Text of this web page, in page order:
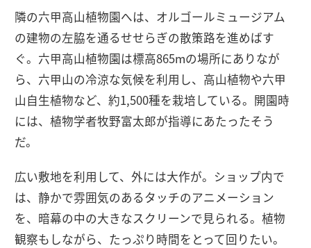
隣の六甲高山植物園へは、オルゴールミュージアム
の建物の左脇を通るせせらぎの散策路を進めばす
ぐ。六甲高山植物園は標高865mの場所にありなが
ら、六甲山の冷涼な気候を利用し、高山植物や六甲
山自生植物など、約1,500種を栽培している。開園時
には、植物学者牧野富太郎が指導にあたったそう
だ。
広い敷地を利用して、外には大作が。ショップ内で
は、静かで雰囲気のあるタッチのアニメーション
を、暗幕の中の大きなスクリーンで見られる。植物
観察もしながら、たっぷり時間をとって回りたい。